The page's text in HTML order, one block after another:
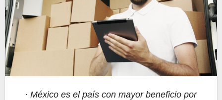
· México es el país con mayor beneficio por